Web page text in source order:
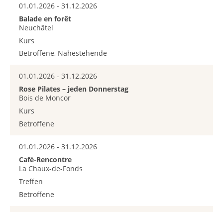
01.01.2026 - 31.12.2026
Balade en forêt
Neuchâtel
Kurs
Betroffene, Nahestehende
01.01.2026 - 31.12.2026
Rose Pilates – jeden Donnerstag
Bois de Moncor
Kurs
Betroffene
01.01.2026 - 31.12.2026
Café-Rencontre
La Chaux-de-Fonds
Treffen
Betroffene